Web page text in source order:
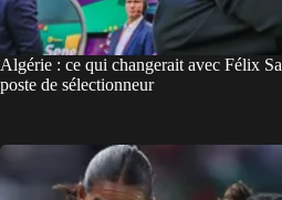
Algérie : ce qui changerait avec Félix
poste de sélectionneur